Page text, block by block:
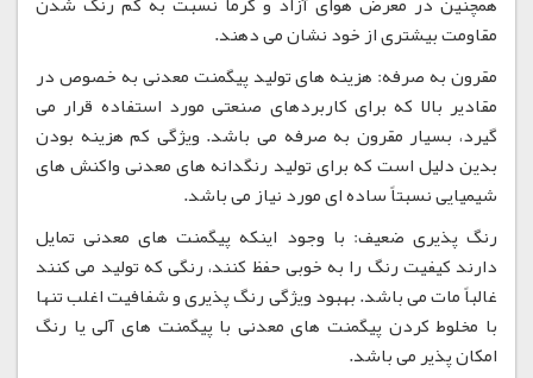
مقاومت بیشتری از خود نشان می دهند.
مقرون به صرفه: هزینه های تولید پیگمنت معدنی به خصوص در
مقادیر بالا که برای کاربردهای صنعتی مورد استفاده قرار می
گیرد، بسیار مقرون به صرفه می باشد. ویژگی کم هزینه بودن
بدین دلیل است که برای تولید رنگدانه های معدنی واکنش های
شیمیایی نسبتاً ساده ای مورد نیاز می باشد.
رنگ پذیری ضعیف: با وجود اینکه پیگمنت های معدنی تمایل
دارند کیفیت رنگ را به خوبی حفظ کنند، رنگی که تولید می کنند
غالباً مات می باشد. بهبود ویژگی رنگ پذیری و شفافیت اغلب تنها
با مخلوط کردن پیگمنت های معدنی با پیگمنت های آلی یا رنگ
امکان پذیر می باشد.